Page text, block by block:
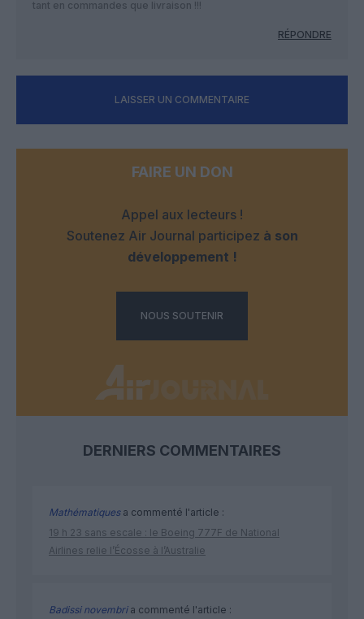
tant en commandes que livraison !!!
RÉPONDRE
LAISSER UN COMMENTAIRE
FAIRE UN DON
Appel aux lecteurs !
Soutenez Air Journal participez à son
développement !
NOUS SOUTENIR
DERNIERS COMMENTAIRES
Mathématiquesa commenté l'article :
19 h 23 sans escale : le Boeing 777F de National
Airlines relie l’Écosse à l’Australie
Badissi novembria commenté l'article :